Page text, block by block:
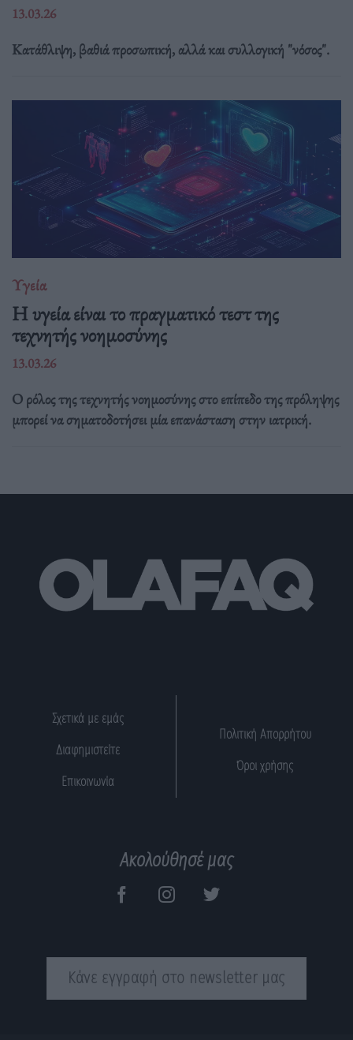
13.03.26
Κατάθλιψη, βαθιά προσωπική, αλλά και συλλογική "νόσος".
Υγεία
H υγεία είναι το πραγματικό τεστ της
τεχνητής νοημοσύνης
13.03.26
Ο ρόλος της τεχνητής νοημοσύνης στο επίπεδο της πρόληψης
μπορεί να σηματοδοτήσει μία επανάσταση στην ιατρική.
Σχετικά με εμάς
Διαφημιστείτε
Επικοινωνία
Πολιτική Απορρήτου
Όροι χρήσης
Ακολούθησέ μας
Κάνε εγγραφή στο newsletter μας